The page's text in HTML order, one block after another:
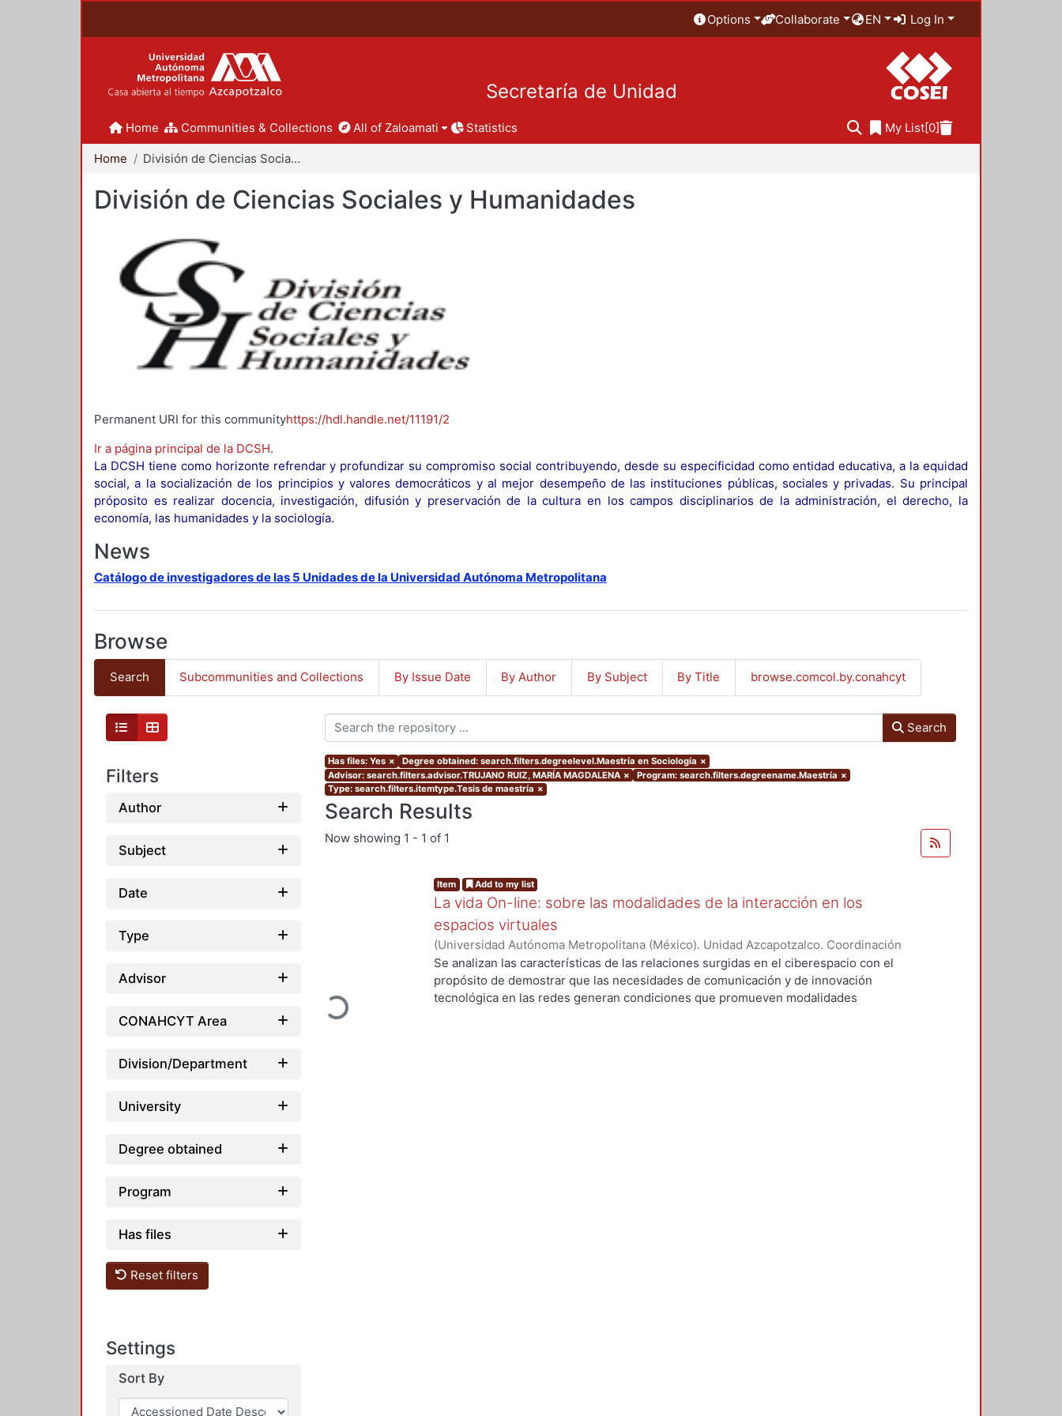
Options Collaborate EN Log In
Secretaría de Unidad
Home Communities & Collections All of Zaloamati Statistics My List[0]
Home División de Ciencias Sociales y Humanidades
División de Ciencias Sociales y Humanidades
Permanent URI for this communityhttps://hdl.handle.net/11191/2
Ir a página principal de la DCSH.
La DCSH tiene como horizonte refrendar y profundizar su compromiso social contribuyendo, desde su especificidad como entidad educativa, a la equidad
social, a la socialización de los principios y valores democráticos y al mejor desempeño de las instituciones públicas, sociales y privadas. Su principal
próposito es realizar docencia, investigación, difusión y preservación de la cultura en los campos disciplinarios de la administración, el derecho, la
economía, las humanidades y la sociología.
News
Catálogo de investigadores de las 5 Unidades de la Universidad Autónoma Metropolitana
Browse
Search Subcommunities and Collections By Issue Date By Author By Subject By Title browse.comcol.by.conahcyt
Filters
Author
Subject
Date
Type
Advisor
CONAHCYT Area
Division/Department
University
Degree obtained
Program
Has files
Reset filters
Settings
Sort By
Search
Has files: Yes × Degree obtained: search.filters.degreelevel.Maestría en Sociología ×
Advisor: search.filters.advisor.TRUJANO RUIZ, MARÍA MAGDALENA × Program: search.filters.degreename.Maestría ×
Type: search.filters.itemtype.Tesis de maestría ×
Search Results
Now showing 1 - 1 of 1
Loading...
Item Add to my list
La vida On-line: sobre las modalidades de la interacción en los
espacios virtuales
(Universidad Autónoma Metropolitana (México). Unidad Azcapotzalco. Coordinación
de Servicios de Información.,2008-10)RODRIGUEZ ROBLES, RAUL
Se analizan las características de las relaciones surgidas en el ciberespacio con el
propósito de demostrar que las necesidades de comunicación y de innovación
tecnológica en las redes generan condiciones que promueven modalidades